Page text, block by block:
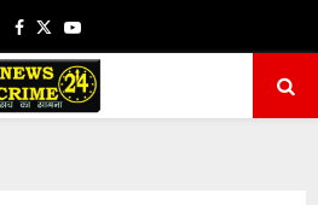
Facebook
TwitterYoutube